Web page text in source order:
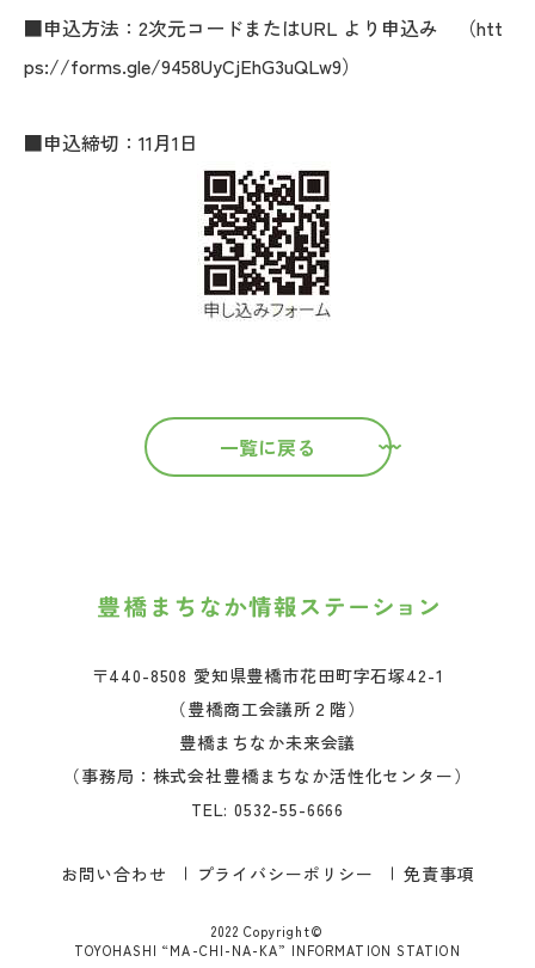
■申込方法：2次元コードまたはURL より申込み （htt
ps://forms.gle/9458UyCjEhG3uQLw9）
■申込締切：11月1日
一覧に戻る
〒440-8508 愛知県豊橋市花田町字石塚42-1
（豊橋商工会議所２階）
豊橋まちなか未来会議
（事務局：株式会社豊橋まちなか活性化センター）
TEL:0532-55-6666
お問い合わせ プライバシーポリシー 免責事項
2022 Copyright©
TOYOHASHI “MA-CHI-NA-KA” INFORMATION STATION